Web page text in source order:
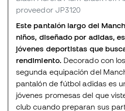
proveedor JP3120
Este pantalón largo del
niños, diseñado por adidas,
jóvenes deportistas que
rendimiento. Decorado con
segunda equipación del
pantalón de fútbol adidas es
jóvenes promesas del que
club cuando preparan sus